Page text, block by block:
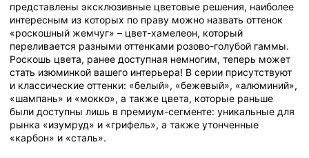
представлены эксклюзивные цветовые решения, наиболее
интересным из которых по праву можно назвать оттенок
«роскошный жемчуг» – цвет-хамелеон, который
переливается разными оттенками розово-голубой гаммы.
Роскошь цвета, ранее доступная немногим, теперь может
стать изюминкой вашего интерьера! В серии присутствуют
и классические оттенки: «белый», «бежевый», «алюминий»,
«шампань» и «мокко», а также цвета, которые раньше
были доступны лишь в премиум-сегменте: уникальные для
рынка «изумруд» и «грифель», а также утонченные
«карбон» и «сталь».